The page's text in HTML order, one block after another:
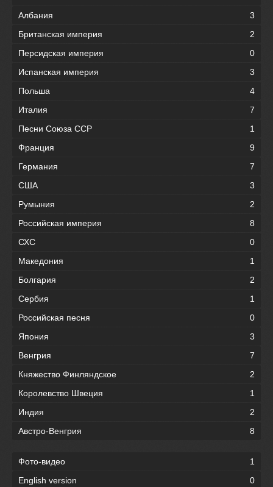
Албания
3
Британская империя
2
Персидская империя
0
Испанская империя
3
Польша
4
Италия
7
Песни Союза ССР
1
Франция
9
Германия
7
США
3
Румыния
2
Российская империя
8
СХС
0
Македония
1
Болгария
2
Сербия
1
Российская песня
0
Япония
3
Венгрия
7
Княжество Финляндское
2
Королевство Швеция
1
Индия
2
Австро-Венгрия
8
Фото-видео
1
English version
0